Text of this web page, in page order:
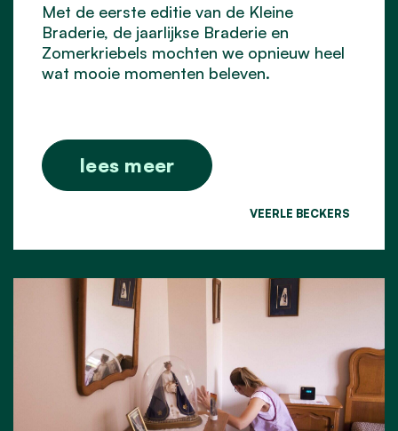
Met de eerste editie van de Kleine
Braderie, de jaarlijkse Braderie en
Zomerkriebels mochten we opnieuw heel
wat mooie momenten beleven.
lees meer
VEERLE BECKERS